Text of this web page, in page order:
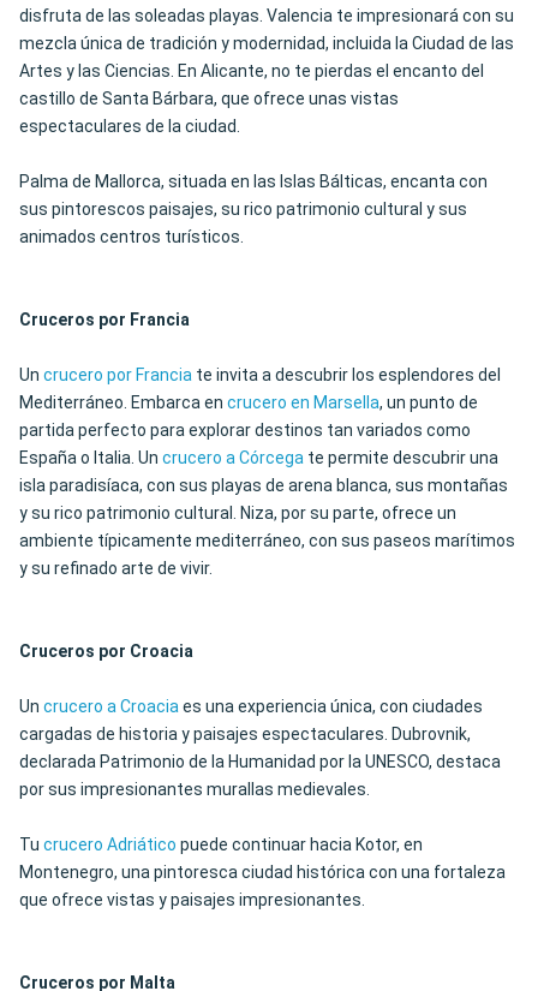
disfruta de las soleadas playas. Valencia te impresionará con su
mezcla única de tradición y modernidad, incluida la Ciudad de las
Artes y las Ciencias. En Alicante, no te pierdas el encanto del
castillo de Santa Bárbara, que ofrece unas vistas
espectaculares de la ciudad.
Palma de Mallorca, situada en las Islas Bálticas, encanta con
sus pintorescos paisajes, su rico patrimonio cultural y sus
animados centros turísticos.
Cruceros por Francia
Un crucero por Francia te invita a descubrir los esplendores del
Mediterráneo. Embarca en crucero en Marsella, un punto de
partida perfecto para explorar destinos tan variados como
España o Italia. Un crucero a Córcega te permite descubrir una
isla paradisíaca, con sus playas de arena blanca, sus montañas
y su rico patrimonio cultural. Niza, por su parte, ofrece un
ambiente típicamente mediterráneo, con sus paseos marítimos
y su refinado arte de vivir.
Cruceros por Croacia
Un crucero a Croaciaes una experiencia única, con ciudades
cargadas de historia y paisajes espectaculares. Dubrovnik,
declarada Patrimonio de la Humanidad por la UNESCO, destaca
por sus impresionantes murallas medievales.
Tu crucero Adriático puede continuar hacia Kotor, en
Montenegro, una pintoresca ciudad histórica con una fortaleza
que ofrece vistas y paisajes impresionantes.
Cruceros por Malta